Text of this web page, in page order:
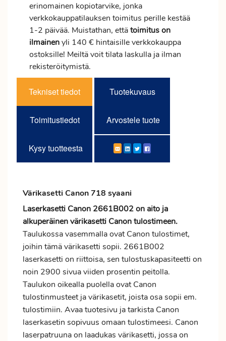
erinomainen kopiotarvike, jonka
verkkokauppatilauksen toimitus perille kestää
1-2 päivää. Muistathan, ettätoimituson
ilmainenyli 140 € hintaisille verkkokauppa
ostoksille! Meiltä voit tilata laskulla ja ilman
rekisteröitymistä.
Tekniset tiedot Tuotekuvaus
Toimitustiedot Arvostele tuote
Kysy tuotteesta
Värikasetti Canon 718 syaani
Laserkasetti Canon 2661B002 on aito ja
alkuperäinen värikasetti Canon tulostimeen.
Taulukossa vasemmalla ovat Canon tulostimet,
joihin tämä värikasetti sopii. 2661B002
laserkasetti on riittoisa, sen tulostuskapasiteetti on
noin 2900 sivua viiden prosentin peitolla.
Taulukon oikealla puolella ovat Canon
tulostinmusteet ja värikasetit, joista osa sopii em.
tulostimiin. Avaa tuotesivu ja tarkista Canon
laserkasetin sopivuus omaan tulostimeesi. Canon
laserpatruuna on laadukas värikasetti, jossa on